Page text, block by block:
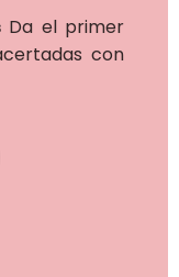
Da el primer
con